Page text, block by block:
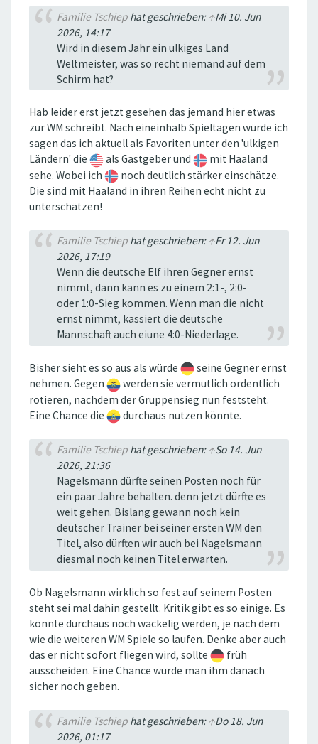
Familie Tschiephat geschrieben: ↑Mi 10. Jun
2026, 14:17
Wird in diesem Jahr ein ulkiges Land
Weltmeister, was so recht niemand auf dem
Schirm hat?
Hab leider erst jetzt gesehen das jemand hier etwas
zur WM schreibt. Nach eineinhalb Spieltagen würde ich
sagen das ich aktuell als Favoriten unter den 'ulkigen
Ländern' die
als Gastgeber und
mit Haaland
sehe. Wobei ich
noch deutlich stärker einschätze.
Die sind mit Haaland in ihren Reihen echt nicht zu
unterschätzen!
Familie Tschiephat geschrieben: ↑Fr 12. Jun
2026, 17:19
Wenn die deutsche Elf ihren Gegner ernst
nimmt, dann kann es zu einem 2:1-, 2:0-
oder 1:0-Sieg kommen. Wenn man die nicht
ernst nimmt, kassiert die deutsche
Mannschaft auch eiune 4:0-Niederlage.
Bisher sieht es so aus als würde
seine Gegner ernst
nehmen. Gegen
werden sie vermutlich ordentlich
rotieren, nachdem der Gruppensieg nun feststeht.
Eine Chance die
durchaus nutzen könnte.
Familie Tschiephat geschrieben: ↑So 14. Jun
2026, 21:36
Nagelsmann dürfte seinen Posten noch für
ein paar Jahre behalten. denn jetzt dürfte es
weit gehen. Bislang gewann noch kein
deutscher Trainer bei seiner ersten WM den
Titel, also dürften wir auch bei Nagelsmann
diesmal noch keinen Titel erwarten.
Ob Nagelsmann wirklich so fest auf seinem Posten
steht sei mal dahin gestellt. Kritik gibt es so einige. Es
könnte durchaus noch wackelig werden, je nach dem
wie die weiteren WM Spiele so laufen. Denke aber auch
das er nicht sofort fliegen wird, sollte
früh
ausscheiden. Eine Chance würde man ihm danach
sicher noch geben.
Familie Tschiephat geschrieben: ↑Do 18. Jun
2026, 01:17